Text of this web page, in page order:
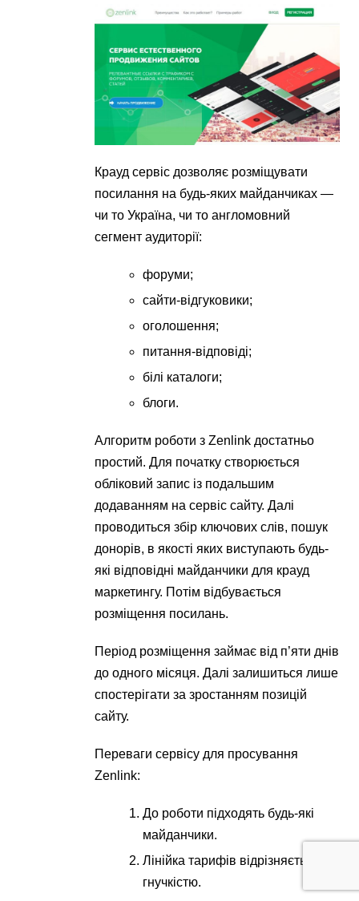
Крауд сервіс дозволяє розміщувати
посилання на будь-яких майданчиках —
чи то Україна, чи то англомовний
сегмент аудиторії:
форуми;
сайти-відгуковики;
оголошення;
питання-відповіді;
білі каталоги;
блоги.
Алгоритм роботи з Zenlink достатньо
простий. Для початку створюється
обліковий запис із подальшим
додаванням на сервіс сайту. Далі
проводиться збір ключових слів, пошук
донорів, в якості яких виступають будь-
які відповідні майданчики для крауд ​​
маркетингу. Потім відбувається
розміщення посилань.
Період розміщення займає від п’яти днів
до одного місяця. Далі залишиться лише
спостерігати за зростанням позицій
сайту.
Переваги сервісу для просування
Zenlink:
До роботи підходять будь-які
майданчики.
Лінійка тарифів відрізняється
гнучкістю.